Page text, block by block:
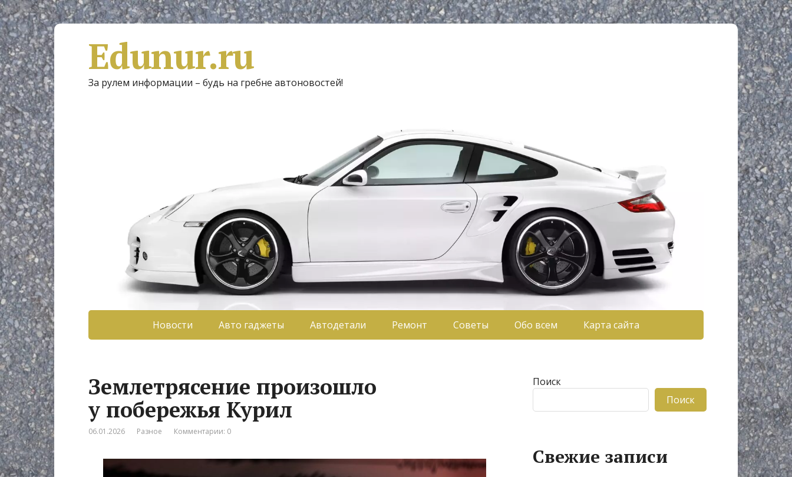
Edunur.ru
За рулем информации – будь на гребне автоновостей!
Новости Авто гаджеты Автодетали Ремонт Советы Обо всем Карта сайта
Землетрясение произошло
у побережья Курил
06.01.2026 Разное Комментарии: 0
Поиск
Поиск
Свежие записи